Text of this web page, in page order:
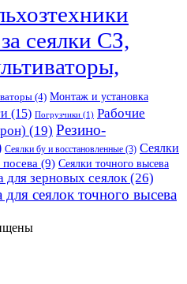
сеялки СЗ,
(4) Монтаж и установка
(15) Погрузчики (1) Рабочие
(19) Резино-
Сеялки бу и восстановленные (3) Сеялки
(9) Сеялки точного высева
для зерновых сеялок(26)
сеялок точного высева